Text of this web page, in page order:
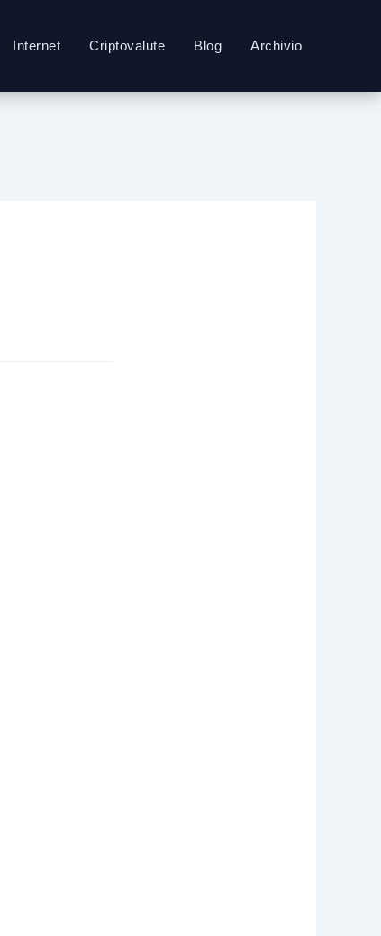
Internet Criptovalute Blog Archivio